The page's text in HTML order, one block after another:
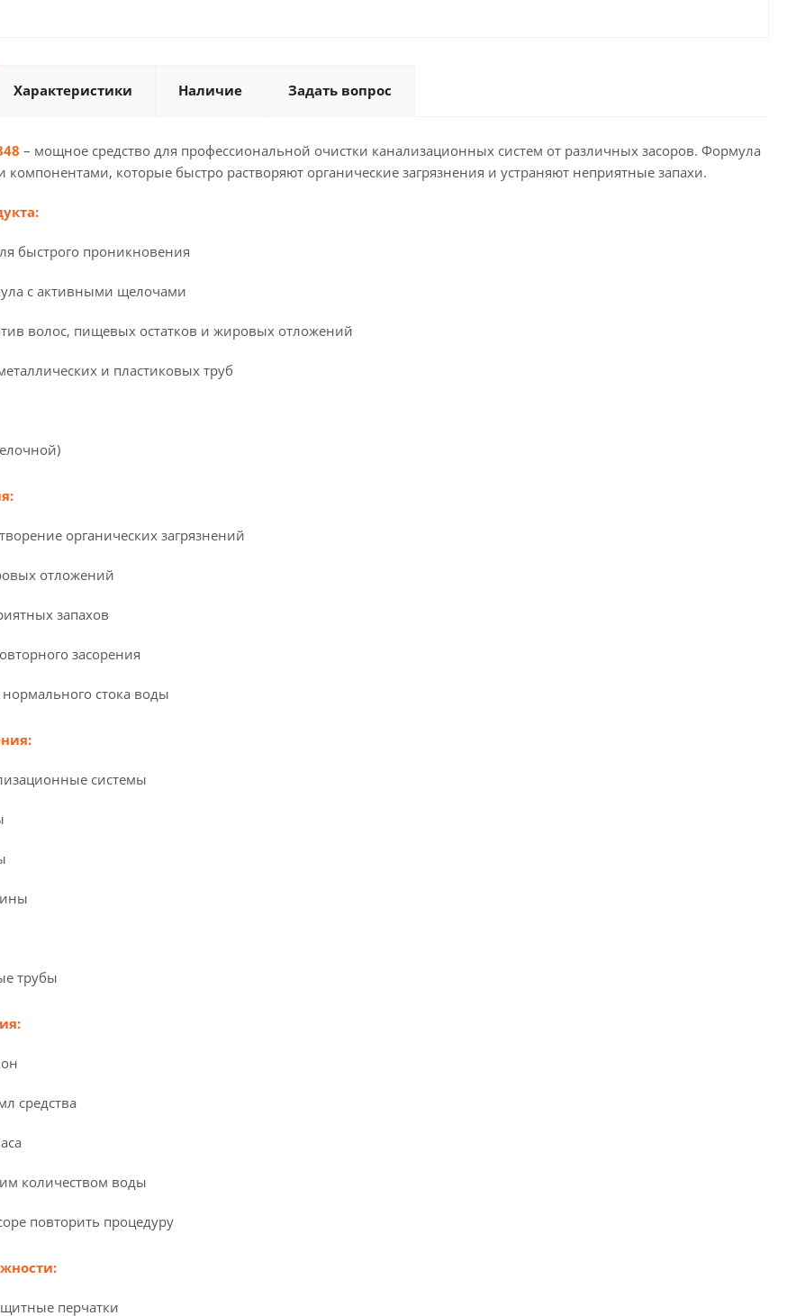
Характеристики Наличие Задать вопрос
– мощное средство для профессиональной очистки канализационных систем от различных засоров. Формула
которые быстро растворяют органические загрязнения и устраняют неприятные запахи.
быстрого проникновения
с активными щелочами
волос, пищевых остатков и жировых отложений
и пластиковых труб
органических загрязнений
отложений
запахов
засорения
стока воды
системы
трубы
средства
количеством воды
повторить процедуру
перчатки